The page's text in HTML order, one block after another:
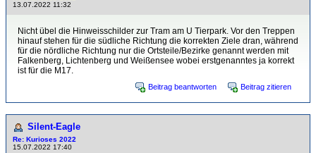
13.07.2022 11:32
Nicht übel die Hinweisschilder zur Tram am U Tierpark. Vor den Treppen
hinauf stehen für die südliche Richtung die korrekten Ziele dran, während
für die nördliche Richtung nur die Ortsteile/Bezirke genannt werden mit
Falkenberg, Lichtenberg und Weißensee wobei erstgenanntes ja korrekt
ist für die M17.
Beitrag beantworten Beitrag zitieren
Silent-Eagle
Re: Kurioses 2022
15.07.2022 17:40